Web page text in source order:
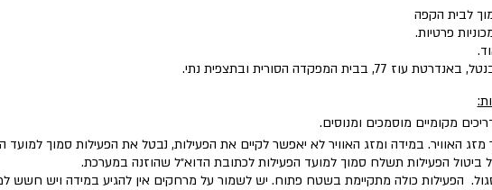
לבית הקפה
פרטיות.
בבית המפקדה הסורית ובתצפית נתי.
מקומיים מוסמכים ומנוסים.
האוויר. במידה ומזג האוויר לא יאפשר לקיים את הפעילות, נבטל את הפעילות סמוך למועד
ביטול הפעילות תשלח סמוך למועד הפעילות לכתובת הדוא״ל שהוזנה במערכת.
הפעילות כולה מתקיימת בשטח פתוח. יש לשמור על מרחקים אין להגיע במידה ויש חשש